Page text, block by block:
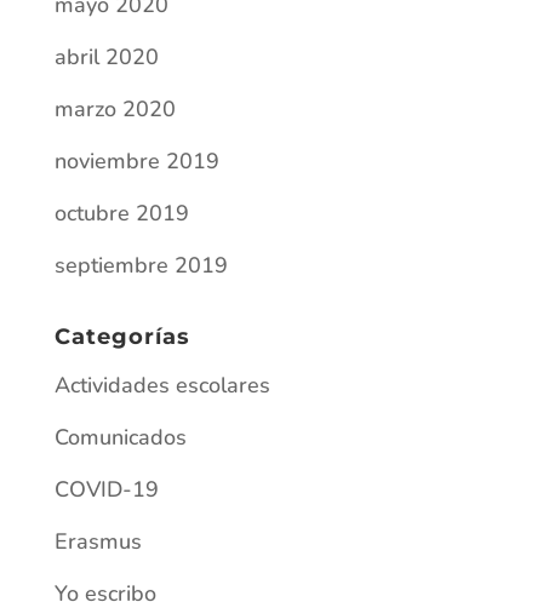
Comunicados
COVID-19
Erasmus
Yo escribo
Erasmus en Chaussin: aprendizaje,
convivencia y cultura (del 8 al 16 de enero)
HAMBURGO 2026
¡ATENCIÓN, ARTISTAS DEL IES
PALOMARES!
Matriculación ordinaria para el alumnado